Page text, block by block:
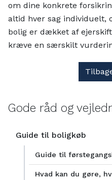
om dine konkrete
altid hver sag individuelt,
bolig er dækket af
kræve en særskilt
Gode råd og
Guide til boligkøb
Guide til
Hvad kan du gøre,